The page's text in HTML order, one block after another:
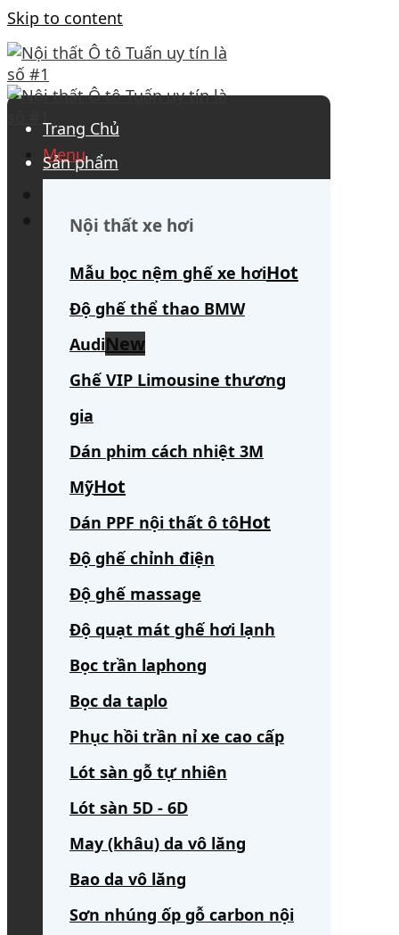
Skip to content
Menu
Search for:
Trang Chủ
Sản phẩm
Nội thất xe hơi
Mẫu bọc nệm ghế xe hơi
Độ ghế thể thao BMW
Audi
Ghế VIP Limousine thương
gia
Dán phim cách nhiệt 3M
Mỹ
Dán PPF nội thất ô tô
Độ ghế chỉnh điện
Độ ghế massage
Độ quạt mát ghế hơi lạnh
Bọc trần laphong
Bọc da taplo
Phục hồi trần nỉ xe cao cấp
Lót sàn gỗ tự nhiên
Lót sàn 5D - 6D
May (khâu) da vô lăng
Bao da vô lăng
Sơn nhúng ốp gỗ carbon nội